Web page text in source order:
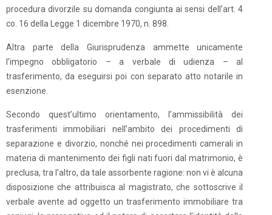
procedura divorzile su domanda congiunta ai sensi dell’art. 4
co. 16 della Legge 1 dicembre 1970, n. 898.
Altra parte della Giurisprudenza ammette unicamente
l’impegno obbligatorio – a verbale di udienza – al
trasferimento, da eseguirsi poi con separato atto notarile in
esenzione.
Secondo quest’ultimo orientamento, l’ammissibilità dei
trasferimenti immobiliari nell’ambito dei procedimenti di
separazione e divorzio, nonché nei procedimenti camerali in
materia di mantenimento dei figli nati fuori dal matrimonio, è
preclusa, tra l’altro, da tale assorbente ragione: non vi è alcuna
disposizione che attribuisca al magistrato, che sottoscrive il
verbale avente ad oggetto un trasferimento immobiliare tra